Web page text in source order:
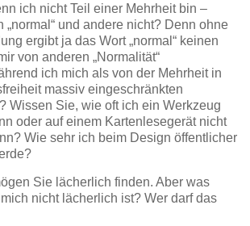
ich nicht Teil einer Mehrheit bin –
„normal“ und andere nicht? Denn ohne
ergibt ja das Wort „normal“ keinen
von anderen „Normalität“
ich mich als von der Mehrheit in
massiv eingeschränkten
Wissen Sie, wie oft ich ein Werkzeug
oder auf einem Kartenlesegerät nicht
Wie sehr ich beim Design öffentlicher
Sie lächerlich finden. Aber was
nicht lächerlich ist? Wer darf das